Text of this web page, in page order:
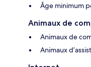
Âge minimum
Animaux de
Animaux de
Animaux